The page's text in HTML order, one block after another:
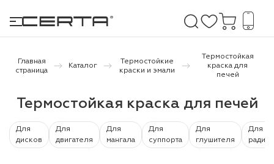
и дачи
Главная
страница
Каталог
Термостойкие
краски и эмали
Термостойкая
краска для
печей
Термостойкая краска для печей
Для
дисков
Для
двигателя
Для
мангала
Для
суппорта
Для
глушителя
Для